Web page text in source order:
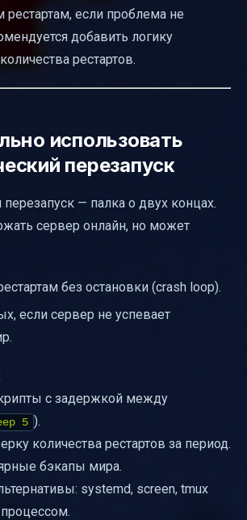
если проблема не
добавить логику
рестартов.
использовать
перезапуск
— палка о двух концах.
сервер онлайн, но может
без остановки (crash loop).
если сервер не успевает
с задержкой между
5 ).
количества рестартов за период.
бэкапы мира.
systemd, screen, tmux